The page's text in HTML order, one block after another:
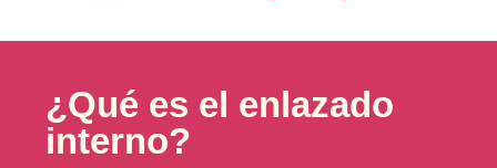
¿Qué es el enlazado
interno?